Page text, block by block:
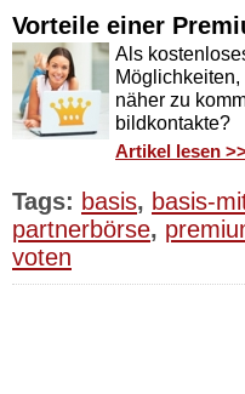
Vorteile einer
Als
näher zu
bildkontakte?
Artikel lesen
Tags: basis, basis-
partnerbörse,
voten